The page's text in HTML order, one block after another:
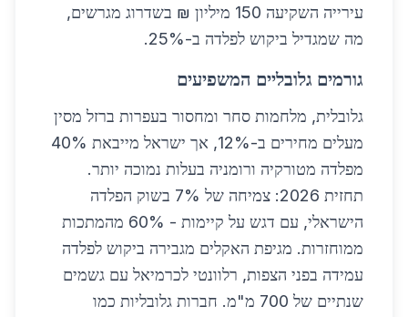
עירייה השקיעה 150 מיליון ₪ בשדרוג מגרשים,
מה שמגדיל ביקוש לפלדה ב-25%.
גורמים גלובליים המשפיעים
גלובלית, מלחמות סחר ומחסור בעפרות ברזל מסין
מעלים מחירים ב-12%, אך ישראל מייבאת 40%
מפלדה מטורקיה ורומניה בעלות נמוכה יותר.
תחזית 2026: צמיחה של 7% בשוק הפלדה
הישראלי, עם דגש על קיימות - 60% מהמתכות
ממוחזרות. מגיפת האקלים מגבירה ביקוש לפלדה
עמידה בפני הצפות, רלוונטי לכרמיאל עם גשמים
שנתיים של 700 מ"מ. חברות גלובליות כמו